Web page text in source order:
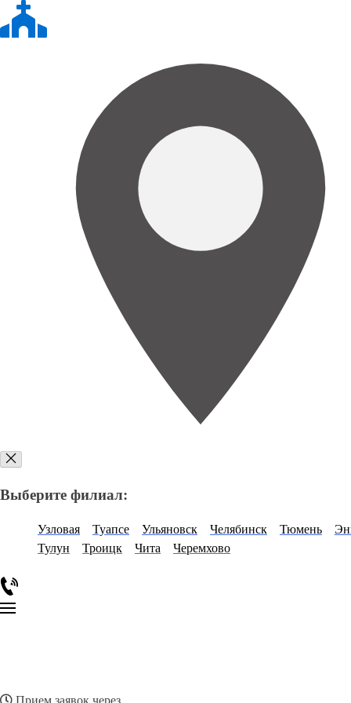
Выберите филиал:
Узловая Туапсе Ульяновск Челябинск Тюмень
Тулун
Троицк Чита Черемхово